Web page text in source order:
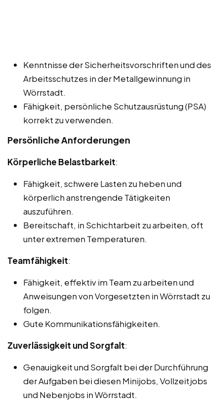
Kenntnisse der Sicherheitsvorschriften und des
Arbeitsschutzes in der Metallgewinnung in
Wörrstadt.
Fähigkeit, persönliche Schutzausrüstung (PSA)
korrekt zu verwenden.
Persönliche Anforderungen
Körperliche Belastbarkeit:
Fähigkeit, schwere Lasten zu heben und
körperlich anstrengende Tätigkeiten
auszuführen.
Bereitschaft, in Schichtarbeit zu arbeiten, oft
unter extremen Temperaturen.
Teamfähigkeit:
Fähigkeit, effektiv im Team zu arbeiten und
Anweisungen von Vorgesetzten in Wörrstadt zu
folgen.
Gute Kommunikationsfähigkeiten.
Zuverlässigkeit und Sorgfalt:
Genauigkeit und Sorgfalt bei der Durchführung
der Aufgaben bei diesen Minijobs, Vollzeitjobs
und Nebenjobs in Wörrstadt.